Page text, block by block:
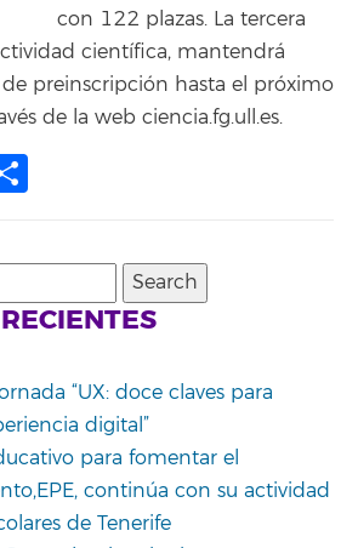
con 122 plazas. La tercera
científica, mantendrá
preinscripción hasta el próximo
de la web ciencia.fg.ull.es.
“UX: doce claves para
digital”
para fomentar el
continúa con su actividad
de Tenerife